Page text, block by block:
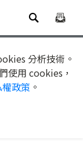
分析技術。
使用 cookies，
政策 。